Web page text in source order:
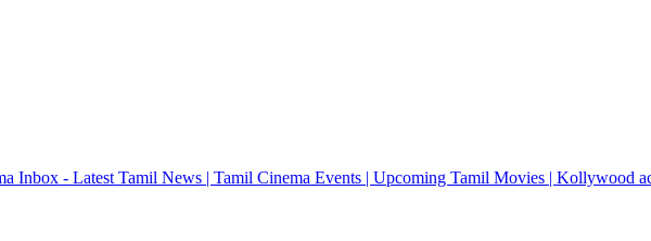
Inbox - Latest Tamil News | Tamil Cinema Events | Upcoming Tamil Movies | Kollywood